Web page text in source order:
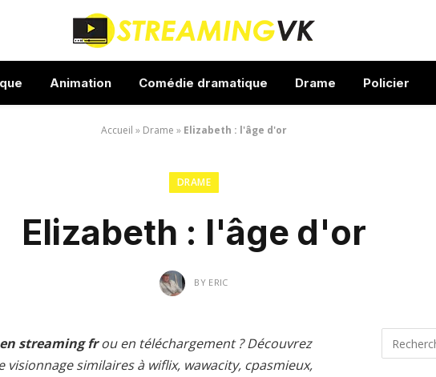
Animation Comédie dramatique Drame Policier
Accueil » Drame » Elizabeth : l'âge d'or
DRAME
Elizabeth : l'âge d'or
BY ERIC
streaming frou en téléchargement ? Découvrez
similaires à wiflix, wawacity, cpasmieux,